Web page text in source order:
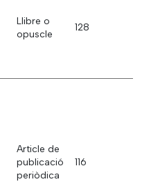
Llibre o
opuscle
128
Article de
publicació
periòdica
116